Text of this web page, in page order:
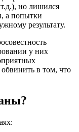
т.д.), но лишился
а попытки
результату.
у них
обвинить в том, что